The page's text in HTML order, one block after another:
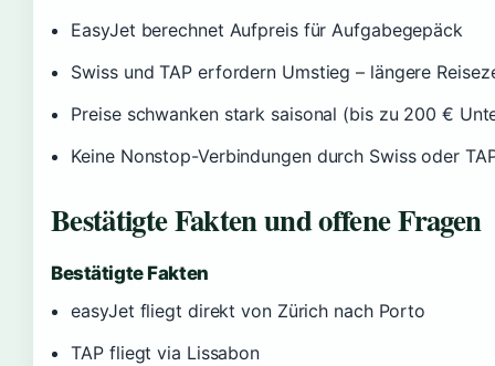
EasyJet berechnet Aufpreis für Aufgabegepäck
Swiss und TAP erfordern Umstieg – längere
Preise schwanken stark saisonal (bis zu 200 €
Keine Nonstop-Verbindungen durch Swiss oder
Bestätigte Fakten und offene Fragen
Bestätigte Fakten
easyJet fliegt direkt von Zürich nach Porto
TAP fliegt via Lissabon